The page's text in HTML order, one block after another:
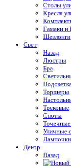
Столы
Кресла
Гамаки и
Шезлонги
Свет
Назад
Люстры
Бра
Подсветка
Торшеры
Трековые
Споты
Точечные
Уличные
Лампочки
Декор
Назад